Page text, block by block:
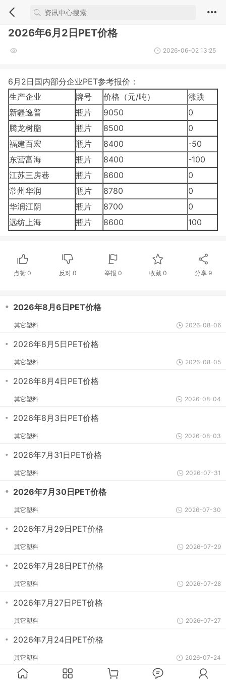
2026年6月2日PET价格
2026-06-02 13:25
6月2日国内部分企业PET参考报价：
生产企业
牌号 价格（元/吨）
涨跌
新疆逸普
瓶片 9050
0
腾龙树脂
瓶片 8500
0
福建百宏
瓶片 8400
-50
东营富海
瓶片 8400
-100
江苏三房巷
瓶片 8600
0
常州华润
瓶片 8780
0
华润江阴
瓶片 8700
0
远纺上海
瓶片 8600 100
点赞0 反对 0 举报 0 收藏 0 分享9
・ 2026年8月6日PET价格
其它塑料 2026-08-06
・ 2026年8月5日PET价格
其它塑料 2026-08-05
・ 2026年8月4日PET价格
其它塑料 2026-08-04
・ 2026年8月3日PET价格
其它塑料 2026-08-03
・ 2026年7月31日PET价格
其它塑料 2026-07-31
・ 2026年7月30日PET价格
其它塑料 2026-07-30
・ 2026年7月29日PET价格
其它塑料 2026-07-29
・ 2026年7月28日PET价格
其它塑料 2026-07-28
・ 2026年7月27日PET价格
其它塑料 2026-07-27
・ 2026年7月24日PET价格
其它塑料 2026-07-24